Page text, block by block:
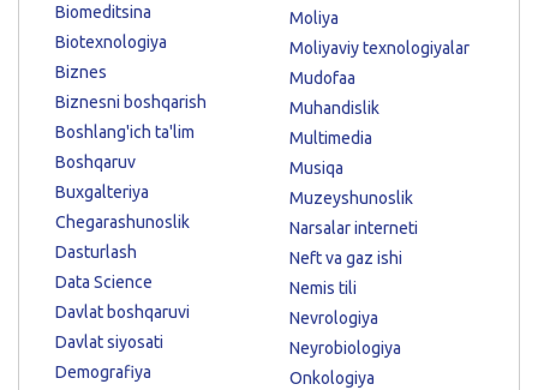
Biomeditsina
Biotexnologiya
Biznes
Biznesni boshqarish
Boshlang'ich ta'lim
Boshqaruv
Buxgalteriya
Chegarashunoslik
Dasturlash
Data Science
Davlat boshqaruvi
Davlat siyosati
Demografiya
Moliya
Moliyaviy texnologiyalar
Mudofaa
Muhandislik
Multimedia
Musiqa
Muzeyshunoslik
Narsalar interneti
Neft va gaz ishi
Nemis tili
Nevrologiya
Neyrobiologiya
Onkologiya